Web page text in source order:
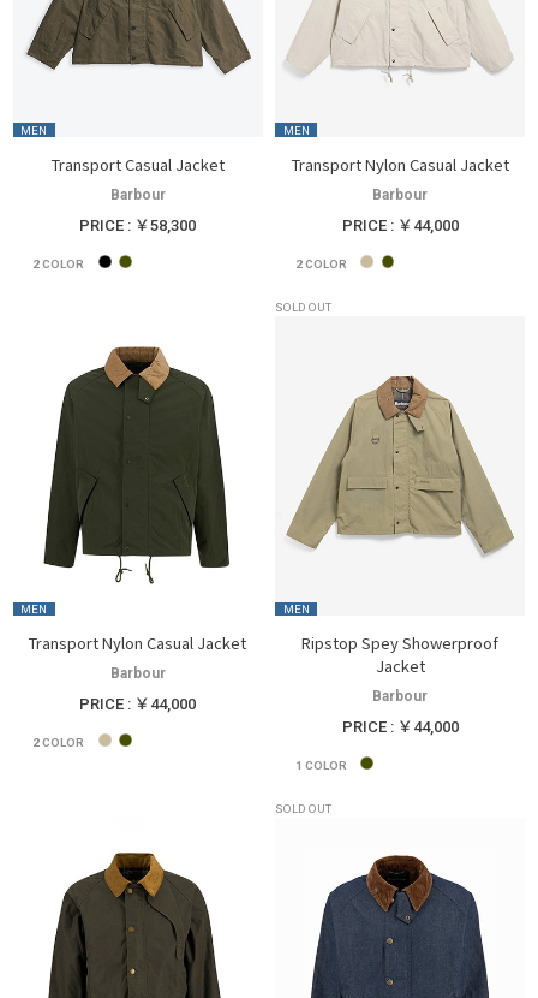
MEN
Transport Casual Jacket
Barbour
PRICE : ￥58,300
2COLOR
MEN
Transport Nylon Casual Jacket
Barbour
PRICE : ￥44,000
2COLOR
MEN
Transport Nylon Casual Jacket
Barbour
PRICE : ￥44,000
2COLOR
SOLD OUT
MEN
Ripstop Spey Showerproof
Jacket
Barbour
PRICE : ￥44,000
1 COLOR
SOLD OUT